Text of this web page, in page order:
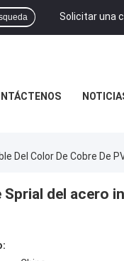
Solicitar una
Del Color De Cobre De
del acero